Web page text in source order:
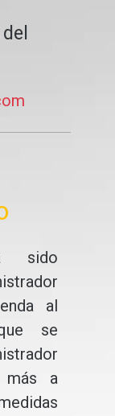
sido
al
se
más a